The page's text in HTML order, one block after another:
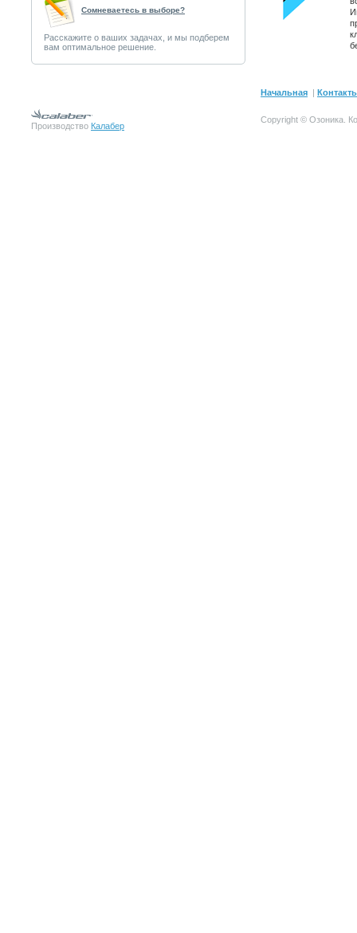
Cомневаетесь в выборе?
Расскажите о ваших задачах, и мы подберем
вам оптимальное решение.
Начальная |
Производство Калабер
Copyright © Озоника.